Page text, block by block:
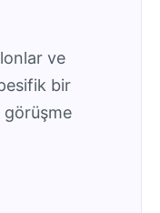
ve
bir
görüşme